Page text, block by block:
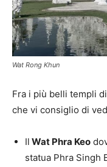
Wat Rong Khun
Fra i più belli templi
che vi consiglio di
Il Wat Phra Keo
statua Phra Singh